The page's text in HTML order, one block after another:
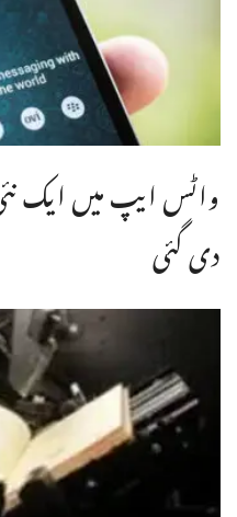
واٹس ایپ میں ایک
دی گئی